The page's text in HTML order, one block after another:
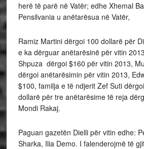
herë të parë në Vatër; edhe Xhemal
Pensilvania u anëtarësua në Vatër,
Ramiz Martini dërgoi 100 dollarë për
e ka dërguar anëtarësinë për vitin
Shpuza dërgoi $160 për vitin 2013,
dërgoi anëtarësimin për vitin 2013,
$100, familja e të ndjerit Zef Suti
dollarë për tre anëtarësime të reja
Mondi Rakaj.
Paguan gazetën Dielli për vitin edhe:
Sharka, Ilia Demo. I falenderojmë të